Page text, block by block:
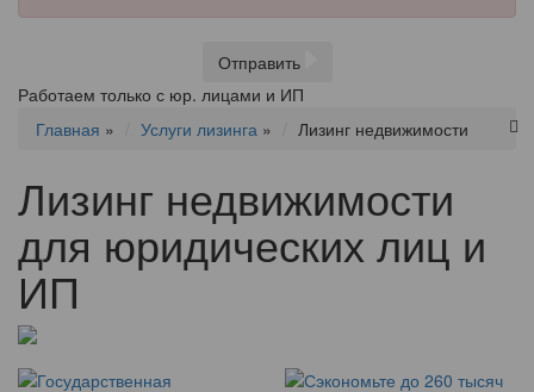
Отправить
Работаем только с юр. лицами и ИП
Главная » Услуги лизинга » Лизинг недвижимости
Лизинг недвижимости
для юридических лиц и
ИП